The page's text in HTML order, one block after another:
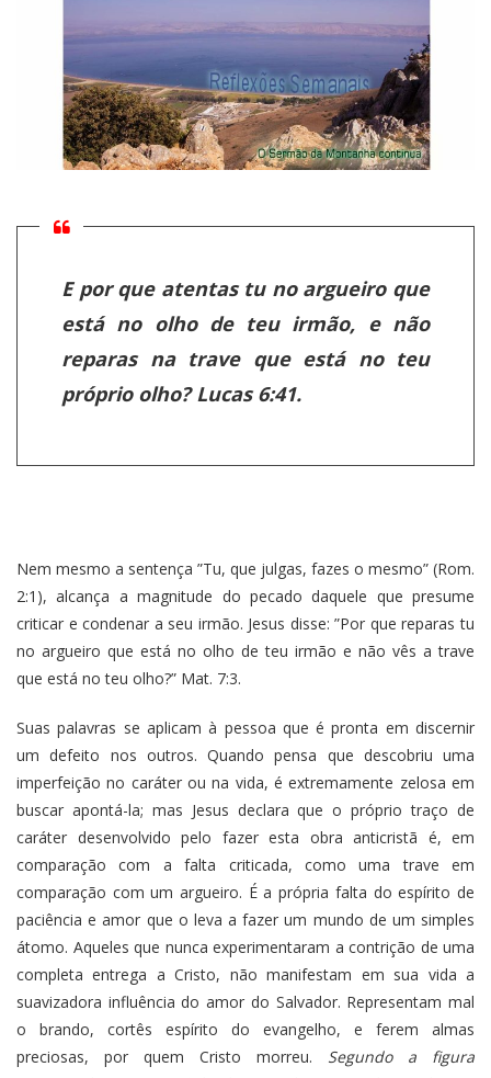
E por que atentas tu no argueiro que
está no olho de teu irmão, e não
reparas na trave que está no teu
próprio olho? Lucas 6:41.
Nem mesmo a sentença ”Tu, que julgas, fazes o mesmo” (Rom.
2:1), alcança a magnitude do pecado daquele que presume
criticar e condenar a seu irmão. Jesus disse: ”Por que reparas tu
no argueiro que está no olho de teu irmão e não vês a trave
que está no teu olho?” Mat. 7:3.
Suas palavras se aplicam à pessoa que é pronta em discernir
um defeito nos outros. Quando pensa que descobriu uma
imperfeição no caráter ou na vida, é extremamente zelosa em
buscar apontá-la; mas Jesus declara que o próprio traço de
caráter desenvolvido pelo fazer esta obra anticristã é, em
comparação com a falta criticada, como uma trave em
comparação com um argueiro. É a própria falta do espírito de
paciência e amor que o leva a fazer um mundo de um simples
átomo. Aqueles que nunca experimentaram a contrição de uma
completa entrega a Cristo, não manifestam em sua vida a
suavizadora influência do amor do Salvador. Representam mal
o brando, cortês espírito do evangelho, e ferem almas
preciosas, por quem Cristo morreu. Segundo a figura